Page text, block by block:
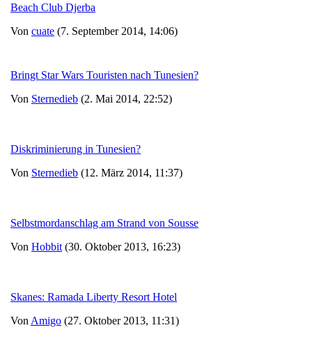
Beach Club Djerba
Von cuate (7. September 2014, 14:06)
Bringt Star Wars Touristen nach Tunesien?
Von Sternedieb (2. Mai 2014, 22:52)
Diskriminierung in Tunesien?
Von Sternedieb (12. März 2014, 11:37)
Selbstmordanschlag am Strand von Sousse
Von Hobbit (30. Oktober 2013, 16:23)
Skanes: Ramada Liberty Resort Hotel
Von Amigo (27. Oktober 2013, 11:31)